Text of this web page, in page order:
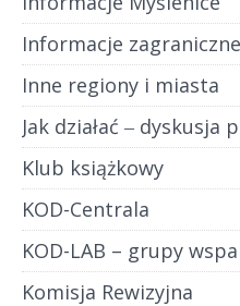
Informacje zagraniczne
Inne regiony i miasta
Jak działać ‒ dyskusja
Klub książkowy
KOD-Centrala
KOD-LAB – grupy
Komisja Rewizyjna